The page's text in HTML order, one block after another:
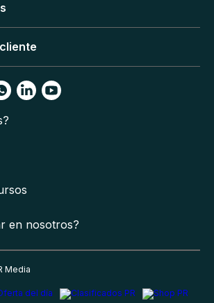
en nosotros?
Media